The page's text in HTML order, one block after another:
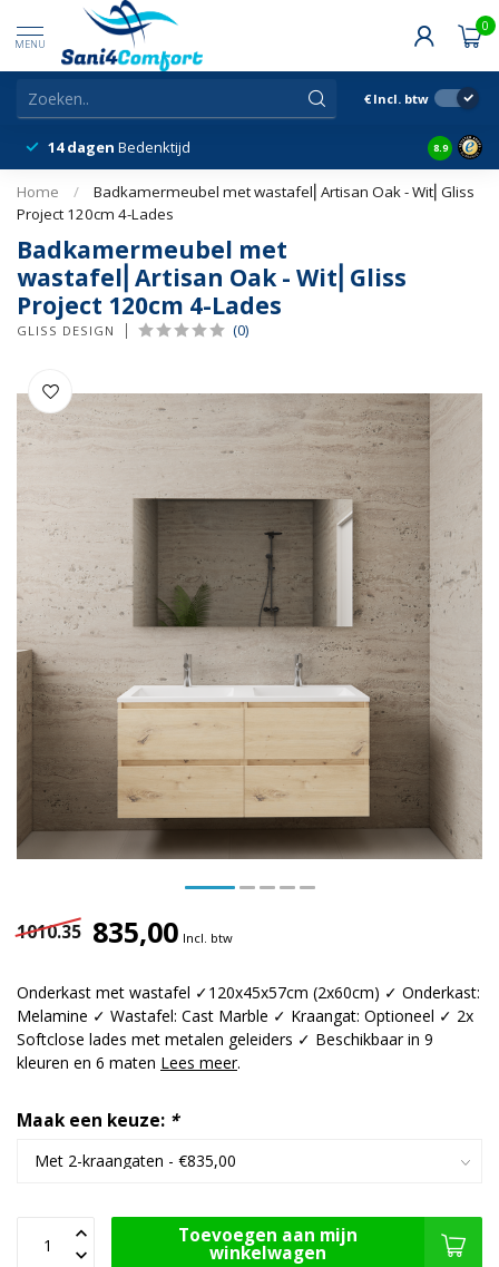
MENU
0
€ Incl. btw
14 dagen Bedenktijd Snelle
8.9
Home /
Badkamermeubel met wastafel⎢Artisan Oak - Wit⎢Gliss
Project 120cm 4-Lades
Badkamermeubel met
wastafel⎢Artisan Oak - Wit⎢Gliss
Project 120cm 4-Lades
GLISS DESIGN (0)
1010.35 835,00 Incl. btw
Onderkast met wastafel ✓120x45x57cm (2x60cm) ✓ Onderkast:
Melamine ✓ Wastafel: Cast Marble ✓ Kraangat: Optioneel ✓ 2x
Softclose lades met metalen geleiders ✓ Beschikbaar in 9
kleuren en 6 maten Lees meer.
Maak een keuze: *
Toevoegen aan mijn
winkelwagen